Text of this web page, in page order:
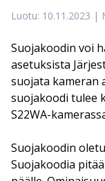
Luotu: 10.11.2023 |
Suojakoodin voi
asetuksista
suojata kameran
suojakoodi tulee
S22WA-
Suojakoodin
Suojakoodia